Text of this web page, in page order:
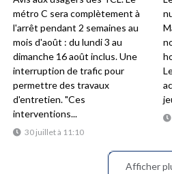
30 juillet à 11:10
métro C sera complètement à
l'arrêt pendant 2 semaines au
mois d'août : du lundi 3 au
dimanche 16 août inclus. Une
interruption de trafic pour
permettre des travaux
d'entretien. "Ces
interventions...
Afficher